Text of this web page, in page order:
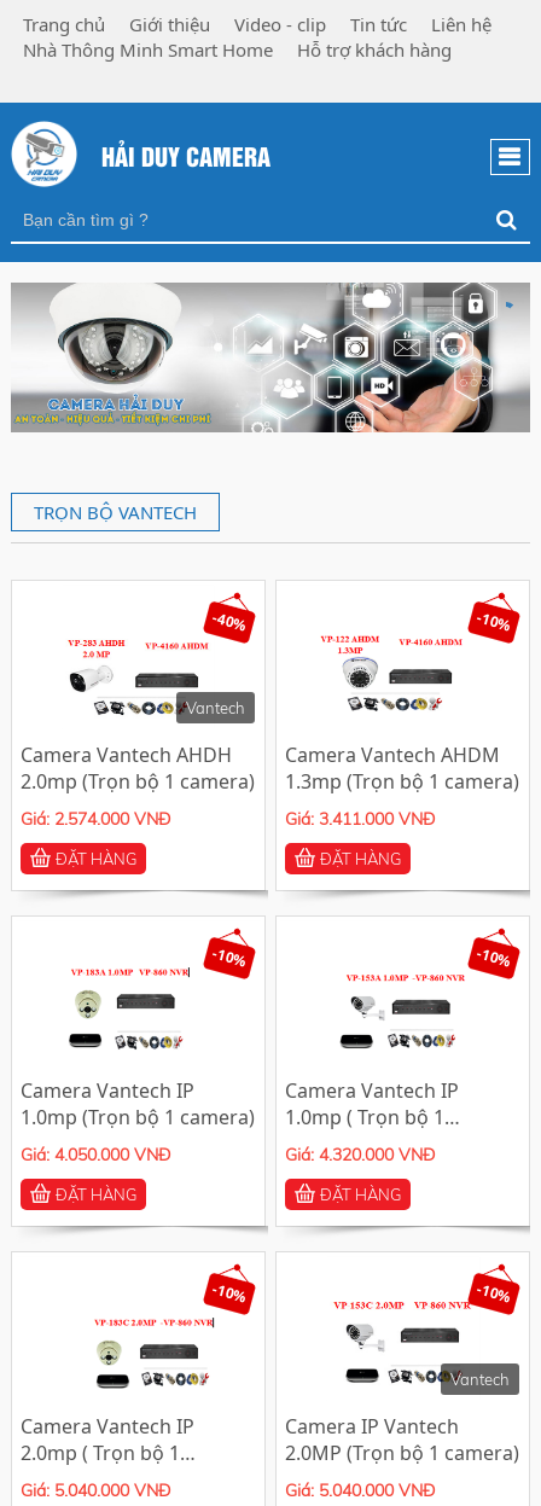
Trang chủ Giới thiệu Video - clip Tin tức
Liên hệ
Nhà Thông Minh Smart Home
Hỗ trợ khách hàng
HẢI DUY CAMERA
TRỌN BỘ VANTECH
Vantech
-40%
Camera Vantech AHDH
2.0mp (Trọn bộ 1 camera)
Giá: 2.574.000 VNĐ
ĐẶT HÀNG
-10%
Camera Vantech AHDM
1.3mp (Trọn bộ 1 camera)
Giá: 3.411.000 VNĐ
ĐẶT HÀNG
-10%
Camera Vantech IP
1.0mp (Trọn bộ 1 camera)
Giá: 4.050.000 VNĐ
ĐẶT HÀNG
-10%
Camera Vantech IP
1.0mp ( Trọn bộ 1
camera)
Giá: 4.320.000 VNĐ
ĐẶT HÀNG
-10%
Camera Vantech IP
2.0mp ( Trọn bộ 1
camera)
Giá: 5.040.000 VNĐ
Vantech
-10%
Camera IP Vantech
2.0MP (Trọn bộ 1 camera)
Giá: 5.040.000 VNĐ